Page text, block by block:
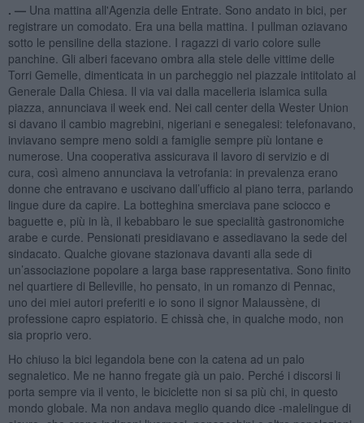
. — Una mattina all'Agenzia delle Entrate. Sono andato in bici, per
registrare un comodato. Era una bella mattina. I pullman oziavano
sotto le pensiline della stazione. I ragazzi di vario colore sulle
panchine. Gli alberi facevano ombra alla stele delle vittime delle
Torri Gemelle, dimenticata in un parcheggio nel piazzale intitolato al
Generale Dalla Chiesa. Il via vai dalla macelleria islamica sulla
piazza, annunciava il week end. Nei call center della Wester Union
si davano il cambio magrebini, nigeriani e senegalesi: telefonavano,
inviavano sempre meno soldi a famiglie sempre più lontane e
numerose. Una cooperativa assicurava il lavoro di servizio e di
cura, così almeno annunciava la vetrofania: in prevalenza erano
donne che entravano e uscivano dall’ufficio al piano terra, parlando
lingue dure da capire. La botteghina smerciava pane sciocco e
baguette e, più in là, il kebabbaro le sue specialità gastronomiche
arabe e curde. Pensionati presidiavano e assediavano la sede del
sindacato. Qualche giovane stazionava davanti alla sede di
un’associazione popolare a larga base rappresentativa. Sono finito
nel quartiere di Belleville, ho pensato, in un romanzo di Pennac,
uno dei miei autori preferiti e io sono il signor Malaussène, di
professione capro espiatorio. E chissà che, in qualche modo, non
sia proprio vero.
Ho chiuso la bici legandola bene con la catena ad un palo
segnaletico. Me ne hanno fregate già un paio. Perché i discorsi li
porta sempre via il vento, le biciclette non si sa più chi, in questo
mondo globale. Ma non andava meglio quando dice -malelingue di